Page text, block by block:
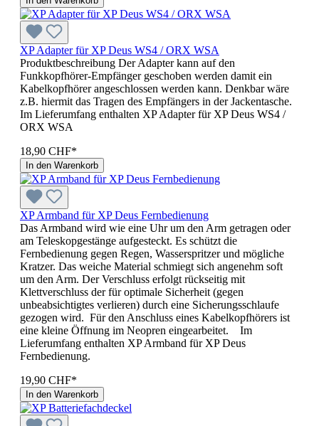
XP Adapter für XP Deus WS4 / ORX WSA
Produktbeschreibung Der Adapter kann auf den
Funkkopfhörer-Empfänger geschoben werden damit ein
Kabelkopfhörer angeschlossen werden kann. Denkbar wäre
z.B. hiermit das Tragen des Empfängers in der Jackentasche.
Im Lieferumfang enthalten XP Adapter für XP Deus WS4 /
ORX WSA
18,90 CHF*
In den Warenkorb
XP Armband für XP Deus Fernbedienung
Das Armband wird wie eine Uhr um den Arm getragen oder
am Teleskopgestänge aufgesteckt. Es schützt die
Fernbedienung gegen Regen, Wasserspritzer und mögliche
Kratzer. Das weiche Material schmiegt sich angenehm soft
um den Arm. Der Verschluss erfolgt rückseitig mit
Klettverschluss der für optimale Sicherheit (gegen
unbeabsichtigtes verlieren) durch eine Sicherungsschlaufe
gezogen wird. Für den Anschluss eines Kabelkopfhörers ist
eine kleine Öffnung im Neopren eingearbeitet. Im
Lieferumfang enthalten XP Armband für XP Deus
Fernbedienung.
19,90 CHF*
In den Warenkorb